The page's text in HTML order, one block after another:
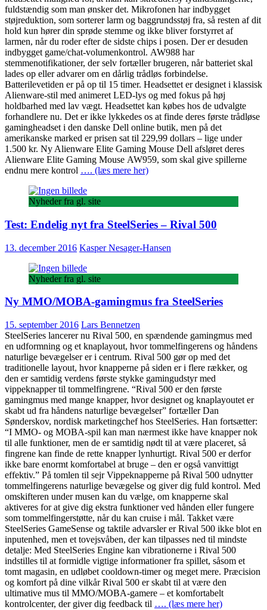
fuldstændig som man ønsker det. Mikrofonen har indbygget
støjreduktion, som sorterer larm og baggrundsstøj fra, så resten af dit
hold kun hører din sprøde stemme og ikke bliver forstyrret af
larmen, når du roder efter de sidste chips i posen. Der er desuden
indbygget game/chat-volumenkontrol. AW988 har
stemmenotifikationer, der selv fortæller brugeren, når batteriet skal
lades op eller advarer om en dårlig trådløs forbindelse.
Batterilevetiden er på op til 15 timer. Headsettet er designet i klassisk
Alienware-stil med animeret LED-lys og med fokus på høj
holdbarhed med lav vægt. Headsettet kan købes hos de udvalgte
forhandlere nu. Det er ikke lykkedes os at finde deres første trådløse
gamingheadset i den danske Dell online butik, men på det
amerikanske marked er prisen sat til 229,99 dollars – lige under
1.500 kr. Ny Alienware Elite Gaming Mouse Dell afsløret deres
Alienware Elite Gaming Mouse AW959, som skal give spillerne
endnu mere kontrol …. (læs mere her)
Nyheder fra gl. site
Test: Endelig nyt fra SteelSeries – Rival 500
13. december 2016 Kasper Nesager-Hansen
Nyheder fra gl. site
Ny MMO/MOBA-gamingmus fra SteelSeries
15. september 2016 Lars Bennetzen
SteelSeries lancerer nu Rival 500, en spændende gamingmus med
en udformning og et knaplayout, hvor tommelfingerens og håndens
naturlige bevægelser er i centrum. Rival 500 gør op med det
traditionelle layout, hvor knapperne på siden er i flere rækker, og
den er samtidig verdens første stykke gamingudstyr med
vippeknapper til tommelfingrene. “Rival 500 er den første
gamingmus med mange knapper, hvor designet og knaplayoutet er
skabt ud fra håndens naturlige bevægelser” fortæller Dan
Sønderskov, nordisk marketingchef hos SteelSeries. Han fortsætter:
“I MMO- og MOBA-spil kan man nærmest ikke have knapper nok
til alle funktioner, men de er samtidig nødt til at være placeret, så
fingrene kan finde de rette knapper lynhurtigt. Rival 500 er derfor
ikke bare enormt komfortabel at bruge – den er også vanvittigt
effektiv.” På tomlen til sejr Vippeknapperne på Rival 500 udnytter
tommelfingerens naturlige bevægelse og giver dig fuld kontrol. Med
omskifteren under musen kan du vælge, om knapperne skal
aktiveres for at give dig ekstra funktioner ved hånden eller fungere
som tommelfingerstøtte, når du kan cruise i mål. Takket være
SteelSeries GameSense og taktile advarsler er Rival 500 ikke blot en
inputenhed, men et tovejsvåben, der kan tilpasses ned til mindste
detalje: Med SteelSeries Engine kan vibrationerne i Rival 500
indstilles til at formidle vigtige informationer fra spillet, såsom et
tomt magasin, en udløbet cooldown-timer og meget mere. Præcision
og komfort på dine vilkår Rival 500 er skabt til at være den
ultimative mus til MMO/MOBA-gamere – et komfortabelt
kontrolcenter, der giver dig feedback til …. (læs mere her)